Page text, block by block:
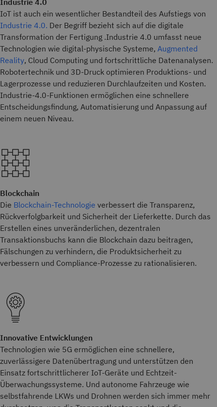
Industrie 4.0
IoT ist auch ein wesentlicher Bestandteil des Aufstiegs von
Industrie 4.0. Der Begriff bezieht sich auf die digitale
Transformation der Fertigung .Industrie 4.0 umfasst neue
Technologien wie digital-physische Systeme, Augmented
Reality, Cloud Computing und fortschrittliche Datenanalysen.
Robotertechnik und 3D-Druck optimieren Produktions- und
Lagerprozesse und reduzieren Durchlaufzeiten und Kosten.
Industrie-4.0-Funktionen ermöglichen eine schnellere
Entscheidungsfindung, Automatisierung und Anpassung auf
einem neuen Niveau.
Blockchain
Die Blockchain-Technologie verbessert die Transparenz,
Rückverfolgbarkeit und Sicherheit der Lieferkette. Durch das
Erstellen eines unveränderlichen, dezentralen
Transaktionsbuchs kann die Blockchain dazu beitragen,
Fälschungen zu verhindern, die Produktsicherheit zu
verbessern und Compliance-Prozesse zu rationalisieren.
Innovative Entwicklungen
Technologien wie 5G ermöglichen eine schnellere,
zuverlässigere Datenübertragung und unterstützen den
Einsatz fortschrittlicherer IoT-Geräte und Echtzeit-
Überwachungssysteme. Und autonome Fahrzeuge wie
selbstfahrende LKWs und Drohnen werden sich immer mehr